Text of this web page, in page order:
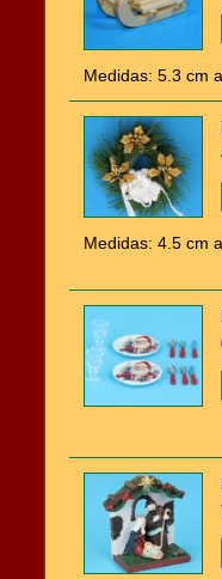
Medidas: 5.3 cm
Medidas: 4.5 cm